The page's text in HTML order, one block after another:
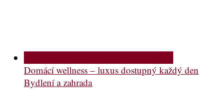
Domácí wellness – luxus dostupný každý den
Bydlení a zahrada